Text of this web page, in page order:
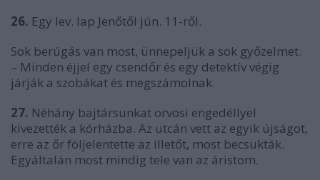
26. Egy lev. lap Jenőtől jún. 11-ről.
Sok berúgás van most, ünnepeljük a sok győzelmet.
– Minden éjjel egy csendőr és egy detektív végig
járják a szobákat és megszámolnak.
27. Néhány bajtársunkat orvosi engedéllyel
kivezették a kórházba. Az utcán vett az egyik újságot,
erre az őr följelentette az illetőt, most becsukták.
Egyáltalán most mindig tele van az áristom.